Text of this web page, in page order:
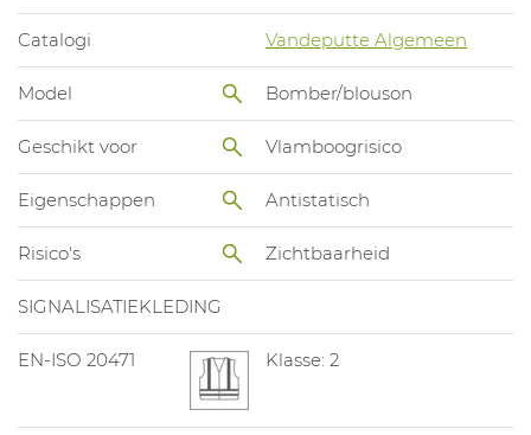
Catalogi Vandeputte Algemeen
Model Bomber/blouson
Geschikt voor Vlamboogrisico
Eigenschappen Antistatisch
Risico's Zichtbaarheid
SIGNALISATIEKLEDING
EN-ISO 20471 Klasse: 2